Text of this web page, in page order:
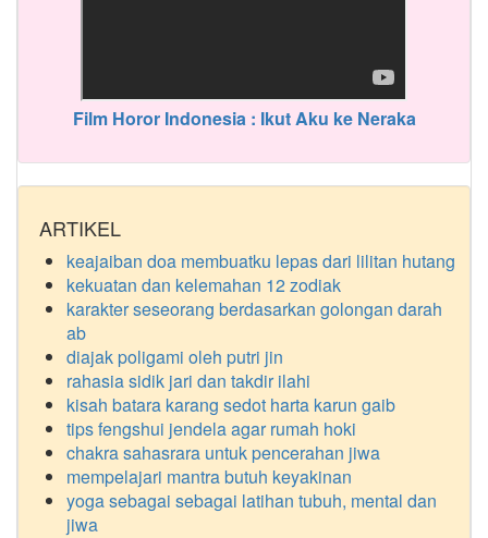
Film Horor Indonesia : Ikut Aku ke Neraka
ARTIKEL
keajaiban doa membuatku lepas dari lilitan hutang
kekuatan dan kelemahan 12 zodiak
karakter seseorang berdasarkan golongan darah
ab
diajak poligami oleh putri jin
rahasia sidik jari dan takdir ilahi
kisah batara karang sedot harta karun gaib
tips fengshui jendela agar rumah hoki
chakra sahasrara untuk pencerahan jiwa
mempelajari mantra butuh keyakinan
yoga sebagai sebagai latihan tubuh, mental dan
jiwa